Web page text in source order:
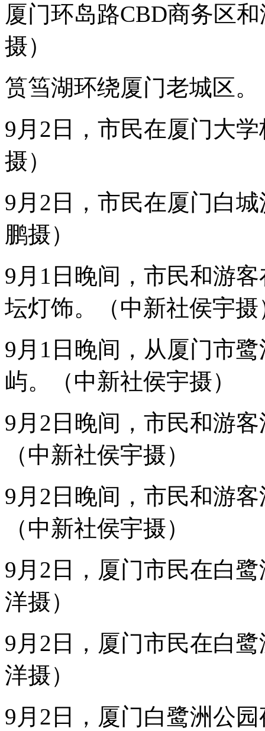
朋。
海
峡
西
岸，
国
主
外
交
掀
高
9
月
日
至
日，
金
国
家
导
人
九
次
晤
将
行。
全
光
聚
焦，
一
切
准
备
就
绪。
厦
鼓
浪
厦门环岛路CBD商务区
摄）
筼筜湖环绕厦门老城区。
9月2日，市民在厦门大
摄）
9月2日，市民在厦门白
鹏摄）
9月1日晚间，市民和游
坛灯饰。（中新社侯宇摄
9月1日晚间，从厦门市
屿。（中新社侯宇摄）
9月2日晚间，市民和游
（中新社侯宇摄）
9月2日晚间，市民和游
（中新社侯宇摄）
9月2日，厦门市民在白
洋摄）
9月2日，厦门市民在白
洋摄）
9月2日，厦门白鹭洲公